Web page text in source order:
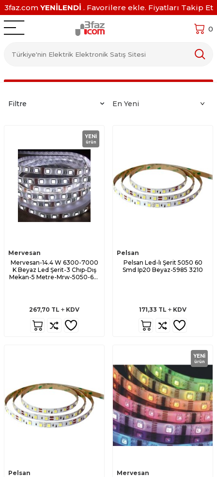
3faz.com YENİLENDİ . Favorilere ekle. Fiyatları Takip Et
0
Filtre
YENI
ürün
Mervesan
Mervesan-14.4 W 6300-7000
K Beyaz Led Şerit-3 Chıp-Dış
Mekan-5 Metre-Mrw-5050-65-
267,70 TL KDV
Pelsan
Pelsan Led-lı Şerit 5050 60
Smd Ip20 Beyaz-5985 3210
171,33 TL KDV
Pelsan
YENI
ürün
Mervesan